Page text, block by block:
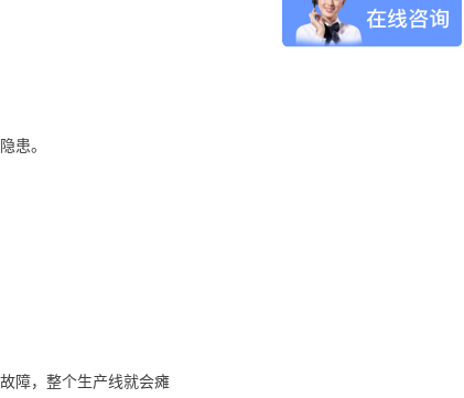
患。
障，整个生产线就会瘫